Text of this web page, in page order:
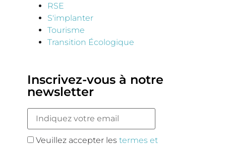
RSE
S'implanter
Tourisme
Transition Écologique
Inscrivez-vous à notre
newsletter
Veuillez accepter lestermes et